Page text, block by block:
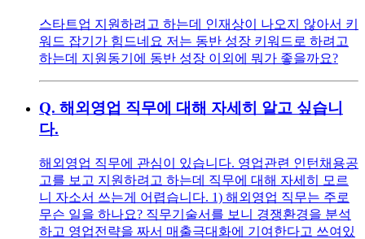
스타트업 지원하려고 하는데 인재상이 나오지 않아서 키
워드 잡기가 힘드네요 저는 동반 성장 키워드로 하려고
하는데 지원동기에 동반 성장 이외에 뭐가 좋을까요?
Q. 해외영업 직무에 대해 자세히 알고 싶습니
다.
해외영업 직무에 관심이 있습니다. 영업관련 인턴채용공
고를 보고 지원하려고 하는데 직무에 대해 자세히 모르
니 자소서 쓰는게 어렵습니다. 1) 해외영업 직무는 주로
무슨 일을 하나요? 직무기술서를 보니 경쟁환경을 분석
하고 영업전략을 짜서 매출극대화에 기여한다고 쓰여있